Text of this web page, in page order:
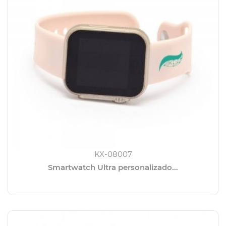
KX-08007
Smartwatch Ultra personalizado...